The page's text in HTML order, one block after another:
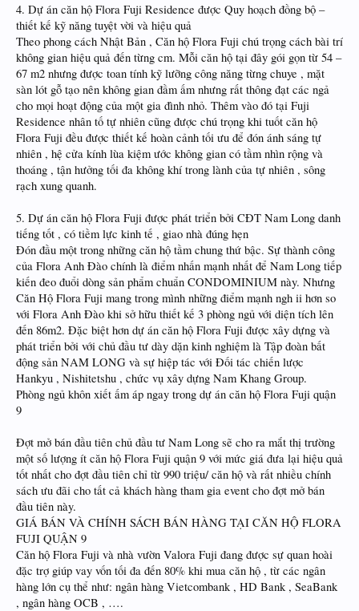
4. Dự án căn hộ Flora Fuji Residence được Quy hoạch đồng bộ –
thiết kế kỹ năng tuyệt vời và hiệu quả
Theo phong cách Nhật Bản , Căn hộ Flora Fuji chú trọng cách bài trí
không gian hiệu quả đến từng cm. Mỗi căn hộ tại đây gói gọn từ 54 –
67 m2 nhưng được toan tính kỹ lưỡng công năng từng chuye , mặt
sàn lót gỗ tạo nên không gian đầm ấm nhưng rất thông đạt các ngả
cho mọi hoạt động của một gia đình nhỏ. Thêm vào đó tại Fuji
Residence nhân tố tự nhiên cũng được chú trọng khi tuốt căn hộ
Flora Fuji đều được thiết kế hoàn cảnh tối ưu để đón ánh sáng tự
nhiên , hệ cửa kính lùa kiệm ước không gian có tầm nhìn rộng và
thoáng , tận hưởng tối đa không khí trong lành của tự nhiên , sông
rạch xung quanh.
5. Dự án căn hộ Flora Fuji được phát triển bởi CĐT Nam Long danh
tiếng tốt , có tiềm lực kinh tế , giao nhà đúng hẹn
Đón đầu một trong những căn hộ tầm chung thứ bậc. Sự thành công
của Flora Anh Đào chính là điểm nhấn mạnh nhất để Nam Long tiếp
kiến đeo đuổi dòng sản phẩm chuẩn CONDOMINIUM này. Nhưng
Căn Hộ Flora Fuji mang trong mình những điểm mạnh ngh ii hơn so
với Flora Anh Đào khi sở hữu thiết kế 3 phòng ngủ với diện tích lên
đến 86m2. Đặc biệt hơn dự án căn hộ Flora Fuji được xây dựng và
phát triển bởi với chủ đầu tư dày dặn kinh nghiệm là Tập đoàn bất
động sản NAM LONG và sự hiệp tác với Đối tác chiến lược
Hankyu , Nishitetshu , chức vụ xây dựng Nam Khang Group.
Phòng ngủ khôn xiết ấm áp ngay trong dự án căn hộ Flora Fuji quận
9
Đợt mở bán đầu tiên chủ đầu tư Nam Long sẽ cho ra mắt thị trường
một số lượng ít căn hộ Flora Fuji quận 9 với mức giá đưa lại hiệu quả
tốt nhất cho đợt đầu tiên chỉ từ 990 triệu/ căn hộ và rất nhiều chính
sách ưu đãi cho tất cả khách hàng tham gia event cho đợt mở bán
đầu tiên này.
GIÁ BÁN VÀ CHÍNH SÁCH BÁN HÀNG TẠI CĂN HỘ FLORA
FUJI QUẬN 9
Căn hộ Flora Fuji và nhà vườn Valora Fuji đang được sự quan hoài
đặc trợ giúp vay vốn tối đa đến 80% khi mua căn hộ , từ các ngân
hàng lớn cụ thể như: ngân hàng Vietcombank , HD Bank , SeaBank
, ngân hàng OCB , ….